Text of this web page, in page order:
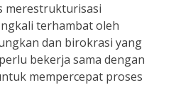
merestrukturisasi
terhambat oleh
dan birokrasi yang
bekerja sama dengan
mempercepat proses